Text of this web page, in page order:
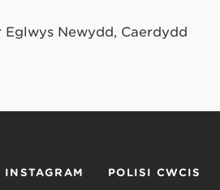
Newydd, Caerdydd
INSTAGRAM POLISI CWCIS